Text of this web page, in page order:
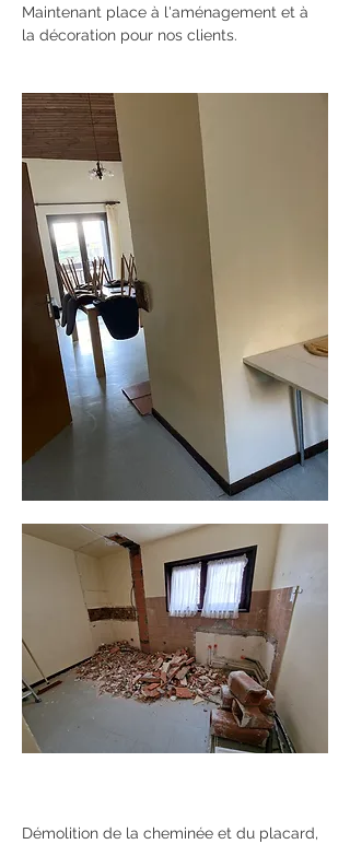
Maintenant place à l'aménagement et à
la décoration pour nos clients.
Démolition de la cheminée et du placard,